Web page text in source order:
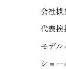
会社概
代表挨
モデ
ショ